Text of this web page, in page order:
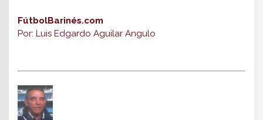
FútbolBarinés.com
Por: Luis Edgardo Aguilar Angulo